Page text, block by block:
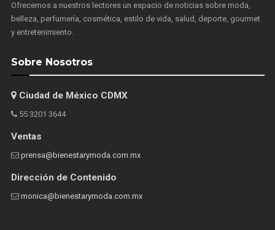
Ofrecemos a nuestros lectores un espacio de noticias sobre moda,
belleza, perfumería, cosmética, estilo de vida, salud, deporte, gourmet
y entretenimiento.
Sobre Nosotros
Ciudad de México CDMX
55 3201 3644
Ventas
prensa@bienestarymoda.com.mx
Dirección de Contenido
monica@bienestarymoda.com.mx